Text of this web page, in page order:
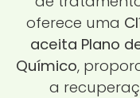
oferece uma
aceita Plano
Químico,
a